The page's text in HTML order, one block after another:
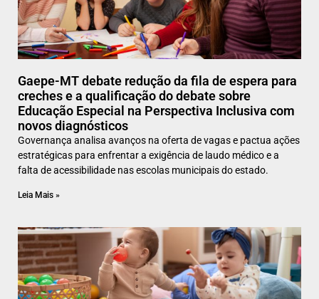
Gaepe-MT debate redução da fila de espera para
creches e a qualificação do debate sobre
Educação Especial na Perspectiva Inclusiva com
novos diagnósticos
Governança analisa avanços na oferta de vagas e pactua ações
estratégicas para enfrentar a exigência de laudo médico e a
falta de acessibilidade nas escolas municipais do estado.
Leia Mais »